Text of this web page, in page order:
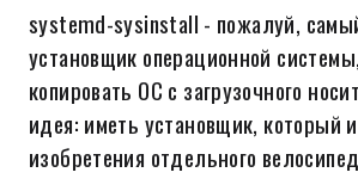
systemd-sysinstall - пожалуй,
установщик операционной
копировать ОС с загрузочного
идея: иметь установщик, который
изобретения отдельного